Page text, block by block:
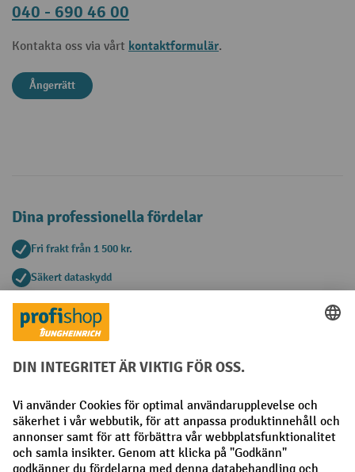
040 - 690 46 00
Kontakta oss via vårt kontaktformulär.
Ångerrätt
Dina professionella fördelar
Fri frakt från 1 500 kr.
Säkert dataskydd
Personlig köprådgivning
Betalningsmetoder
Faktura Förskottsbetalning
Sociala nätverk